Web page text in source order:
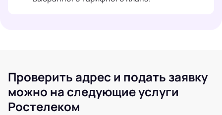
Проверить адрес и подать заявку
можно на следующие услуги
Ростелеком